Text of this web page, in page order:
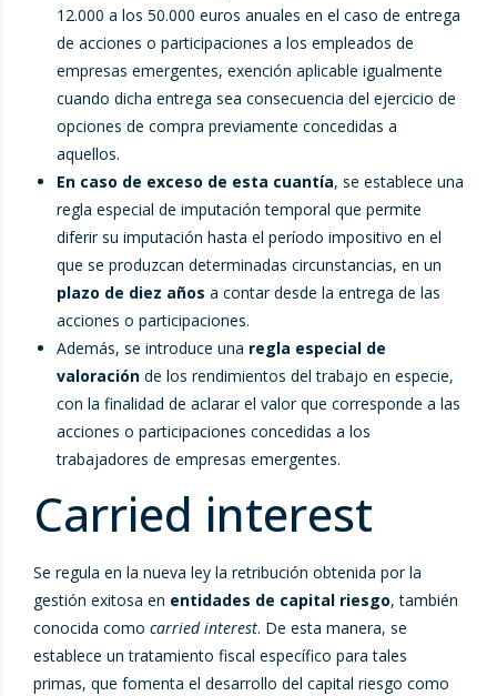
12.000 a los 50.000 euros anuales en el caso de entrega
de acciones o participaciones a los empleados de
empresas emergentes, exención aplicable igualmente
cuando dicha entrega sea consecuencia del ejercicio de
opciones de compra previamente concedidas a
aquellos.
En caso de exceso de esta cuantía, se establece una
regla especial de imputación temporal que permite
diferir su imputación hasta el período impositivo en el
que se produzcan determinadas circunstancias, en un
plazo de diez años a contar desde la entrega de las
acciones o participaciones.
Además, se introduce una regla especial de
valoración de los rendimientos del trabajo en especie,
con la finalidad de aclarar el valor que corresponde a las
acciones o participaciones concedidas a los
trabajadores de empresas emergentes.
Carried interest
Se regula en la nueva ley la retribución obtenida por la
gestión exitosa en entidades de capital riesgo, también
conocida como carried interest. De esta manera, se
establece un tratamiento fiscal específico para tales
primas, que fomenta el desarrollo del capital riesgo como